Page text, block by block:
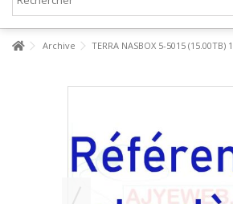
Archive TERRA NASBOX 5-5015